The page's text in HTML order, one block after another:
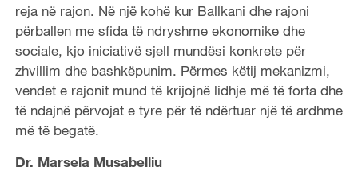
reja në rajon. Në një kohë kur Ballkani dhe rajoni
përballen me sfida të ndryshme ekonomike dhe
sociale, kjo iniciativë sjell mundësi konkrete për
zhvillim dhe bashkëpunim. Përmes këtij mekanizmi,
vendet e rajonit mund të krijojnë lidhje më të forta dhe
të ndajnë përvojat e tyre për të ndërtuar një të ardhme
më të begatë.
Dr. Marsela Musabelliu